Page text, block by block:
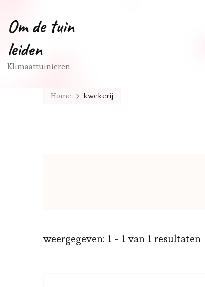
Om de tuin
leiden
Klimaattuinieren
Home kwekerij
weergegeven: 1 - 1 van 1 resultaten